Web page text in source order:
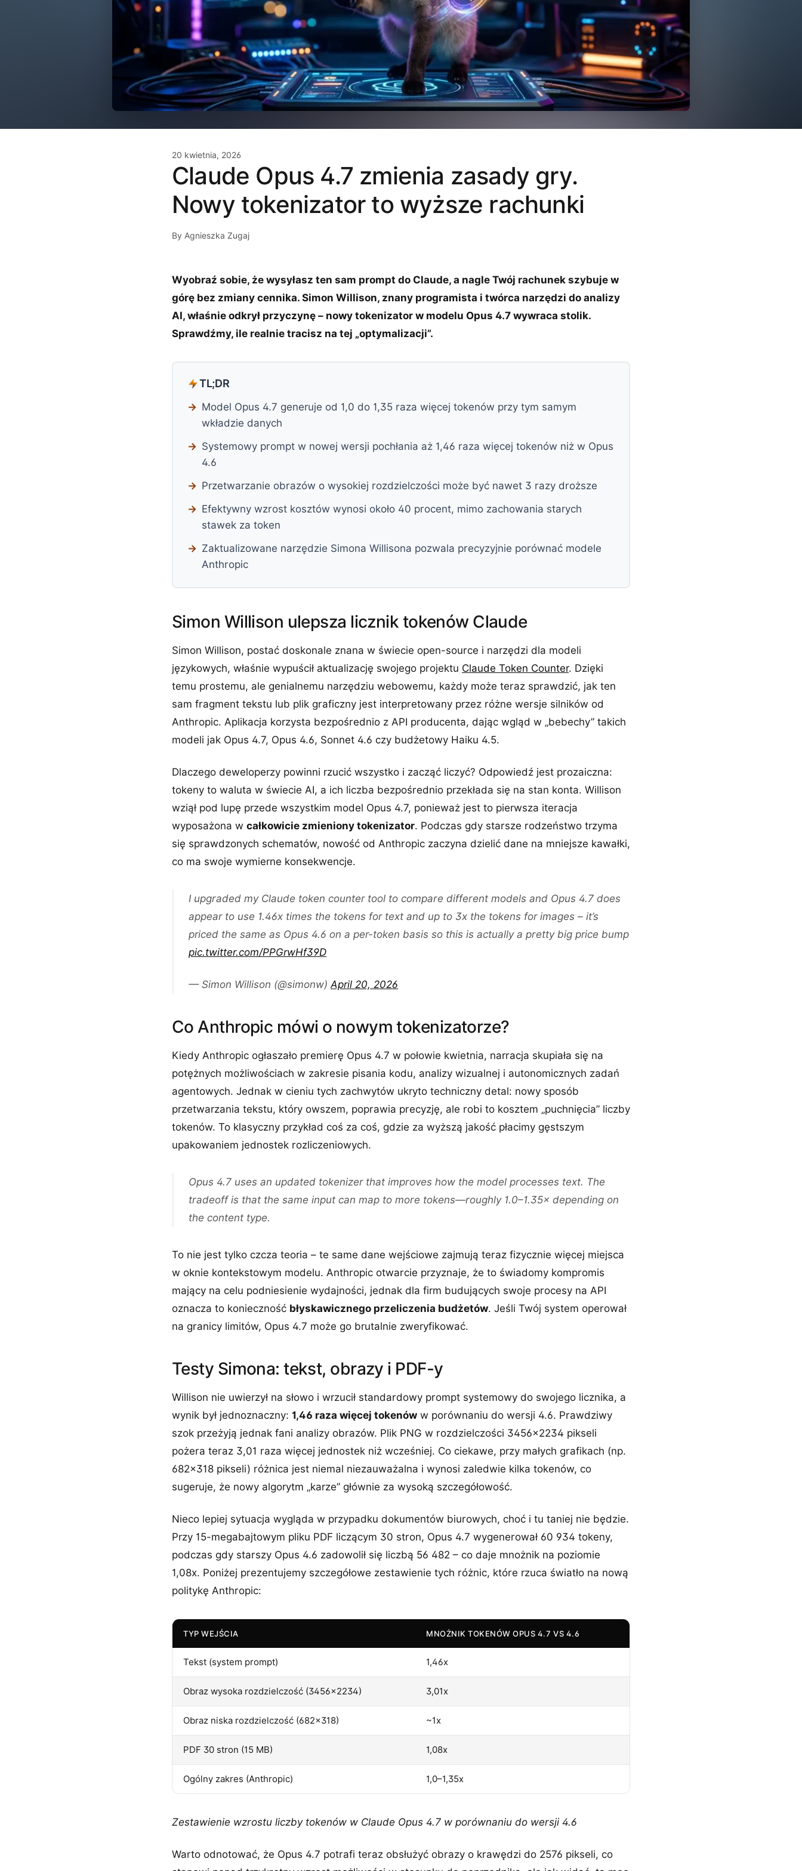
20 kwietnia, 2026
Claude Opus 4.7 zmienia zasady gry.
Nowy tokenizator to wyższe rachunki
By Agnieszka Zugaj
Wyobraź sobie, że wysyłasz ten sam prompt do Claude, a nagle Twój rachunek szybuje w
górę bez zmiany cennika. Simon Willison, znany programista i twórca narzędzi do analizy
AI, właśnie odkrył przyczynę – nowy tokenizator w modelu Opus 4.7 wywraca stolik.
Sprawdźmy, ile realnie tracisz na tej „optymalizacji”.
TL;DR
Model Opus 4.7 generuje od 1,0 do 1,35 raza więcej tokenów przy tym samym
wkładzie danych
Systemowy prompt w nowej wersji pochłania aż 1,46 raza więcej tokenów niż w Opus
4.6
Przetwarzanie obrazów o wysokiej rozdzielczości może być nawet 3 razy droższe
Efektywny wzrost kosztów wynosi około 40 procent, mimo zachowania starych
stawek za token
Zaktualizowane narzędzie Simona Willisona pozwala precyzyjnie porównać modele
Anthropic
Simon Willison ulepsza licznik tokenów Claude
Simon Willison, postać doskonale znana w świecie open-source i narzędzi dla modeli
językowych, właśnie wypuścił aktualizację swojego projektu Claude Token Counter. Dzięki
temu prostemu, ale genialnemu narzędziu webowemu, każdy może teraz sprawdzić, jak ten
sam fragment tekstu lub plik graficzny jest interpretowany przez różne wersje silników od
Anthropic. Aplikacja korzysta bezpośrednio z API producenta, dając wgląd w „bebechy” takich
modeli jak Opus 4.7, Opus 4.6, Sonnet 4.6 czy budżetowy Haiku 4.5.
Dlaczego deweloperzy powinni rzucić wszystko i zacząć liczyć? Odpowiedź jest prozaiczna:
tokeny to waluta w świecie AI, a ich liczba bezpośrednio przekłada się na stan konta. Willison
wziął pod lupę przede wszystkim model Opus 4.7, ponieważ jest to pierwsza iteracja
wyposażona w całkowicie zmieniony tokenizator. Podczas gdy starsze rodzeństwo trzyma
się sprawdzonych schematów, nowość od Anthropic zaczyna dzielić dane na mniejsze kawałki,
co ma swoje wymierne konsekwencje.
I upgraded my Claude token counter tool to compare different models and Opus 4.7 does
appear to use 1.46x times the tokens for text and up to 3x the tokens for images – it’s
priced the same as Opus 4.6 on a per-token basis so this is actually a pretty big price bump
pic.twitter.com/PPGrwHf39D
— Simon Willison (@simonw)April 20, 2026
Co Anthropic mówi o nowym tokenizatorze?
Kiedy Anthropic ogłaszało premierę Opus 4.7 w połowie kwietnia, narracja skupiała się na
potężnych możliwościach w zakresie pisania kodu, analizy wizualnej i autonomicznych zadań
agentowych. Jednak w cieniu tych zachwytów ukryto techniczny detal: nowy sposób
przetwarzania tekstu, który owszem, poprawia precyzję, ale robi to kosztem „puchnięcia” liczby
tokenów. To klasyczny przykład coś za coś, gdzie za wyższą jakość płacimy gęstszym
upakowaniem jednostek rozliczeniowych.
Opus 4.7 uses an updated tokenizer that improves how the model processes text. The
tradeoff is that the same input can map to more tokens—roughly 1.0–1.35× depending on
the content type.
To nie jest tylko czcza teoria – te same dane wejściowe zajmują teraz fizycznie więcej miejsca
w oknie kontekstowym modelu. Anthropic otwarcie przyznaje, że to świadomy kompromis
mający na celu podniesienie wydajności, jednak dla firm budujących swoje procesy na API
oznacza to konieczność błyskawicznego przeliczenia budżetów. Jeśli Twój system operował
na granicy limitów, Opus 4.7 może go brutalnie zweryfikować.
Testy Simona: tekst, obrazy i PDF-y
Willison nie uwierzył na słowo i wrzucił standardowy prompt systemowy do swojego licznika, a
wynik był jednoznaczny: 1,46 raza więcej tokenów w porównaniu do wersji 4.6. Prawdziwy
szok przeżyją jednak fani analizy obrazów. Plik PNG w rozdzielczości 3456×2234 pikseli
pożera teraz 3,01 raza więcej jednostek niż wcześniej. Co ciekawe, przy małych grafikach (np.
682×318 pikseli) różnica jest niemal niezauważalna i wynosi zaledwie kilka tokenów, co
sugeruje, że nowy algorytm „karze” głównie za wysoką szczegółowość.
Nieco lepiej sytuacja wygląda w przypadku dokumentów biurowych, choć i tu taniej nie będzie.
Przy 15-megabajtowym pliku PDF liczącym 30 stron, Opus 4.7 wygenerował 60 934 tokeny,
podczas gdy starszy Opus 4.6 zadowolił się liczbą 56 482 – co daje mnożnik na poziomie
1,08x. Poniżej prezentujemy szczegółowe zestawienie tych różnic, które rzuca światło na nową
politykę Anthropic:
TYP WEJŚCIA MNOŻNIK TOKENÓW OPUS 4.7 VS 4.6
Tekst (system prompt) 1,46x
Obraz wysoka rozdzielczość (3456×2234) 3,01x
Obraz niska rozdzielczość (682×318) ~1x
PDF 30 stron (15 MB) 1,08x
Ogólny zakres (Anthropic) 1,0–1,35x
Zestawienie wzrostu liczby tokenów w Claude Opus 4.7 w porównaniu do wersji 4.6
Warto odnotować, że Opus 4.7 potrafi teraz obsłużyć obrazy o krawędzi do 2576 pikseli, co